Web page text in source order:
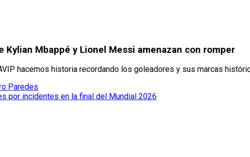
Kylian Mbappé y Lionel Messi amenazan con romper
hacemos historia recordando los goleadores y sus marcas
Paredes
por incidentes en la final del Mundial 2026